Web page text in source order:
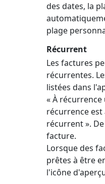
des dates, la
plage
Récurrent
Les factures
récurrentes.
listées dans
« À
récurrence
récurrent ».
facture.
Lorsque des
prêtes à être
l'icône